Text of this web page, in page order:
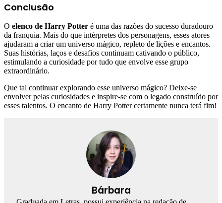
Conclusão
O elenco de Harry Potter é uma das razões do sucesso duradouro
da franquia. Mais do que intérpretes dos personagens, esses atores
ajudaram a criar um universo mágico, repleto de lições e encantos.
Suas histórias, laços e desafios continuam cativando o público,
estimulando a curiosidade por tudo que envolve esse grupo
extraordinário.
Que tal continuar explorando esse universo mágico? Deixe-se
envolver pelas curiosidades e inspire-se com o legado construído por
esses talentos. O encanto de Harry Potter certamente nunca terá fim!
Bárbara